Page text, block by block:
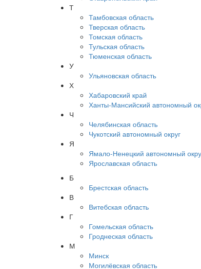
Т
Тамбовская область
Тверская область
Томская область
Тульская область
Тюменская область
У
Ульяновская область
Х
Хабаровский край
Ханты-Мансийский автономный
Ч
Челябинская область
Чукотский автономный округ
Я
Ямало-Ненецкий автономный
Ярославская область
Б
Брестская область
В
Витебская область
Г
Гомельская область
Гроднеская область
М
Минск
Могилёвская область